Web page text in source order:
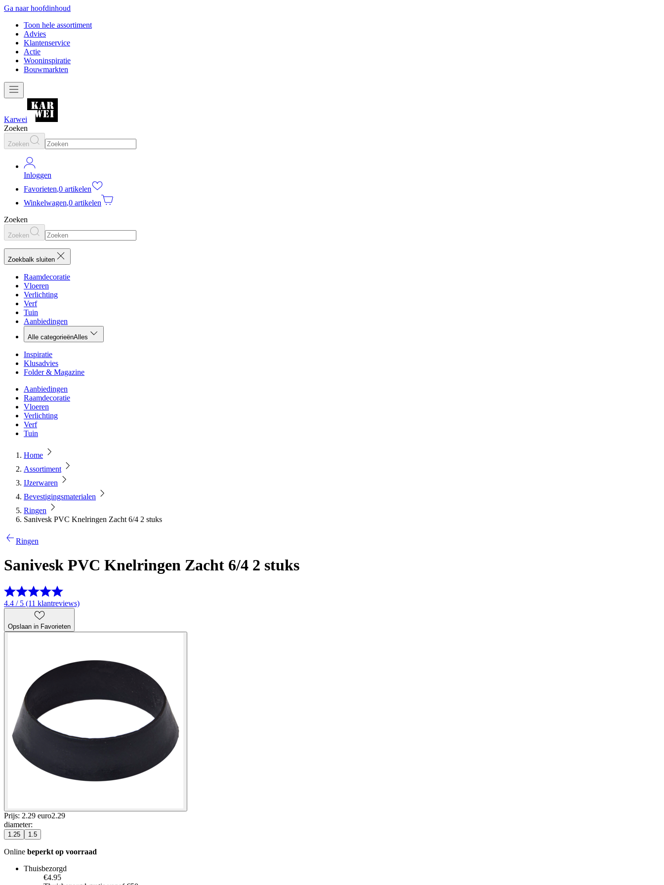
Ga naar hoofdinhoud
Toon hele assortiment
Advies
Klantenservice
Actie
Wooninspiratie
Bouwmarkten
Karwei
Zoeken
Zoeken
Inloggen
Favorieten,0 artikelen
Winkelwagen,0 artikelen
Zoeken
Zoeken
Zoekbalk sluiten
Raamdecoratie
Vloeren
Verlichting
Verf
Tuin
Aanbiedingen
Alle categorieënAlles
Inspiratie
Klusadvies
Folder & Magazine
Aanbiedingen
Raamdecoratie
Vloeren
Verlichting
Verf
Tuin
Home
Assortiment
IJzerwaren
Bevestigingsmaterialen
Ringen
Sanivesk PVC Knelringen Zacht 6/4 2 stuks
Ringen
Sanivesk PVC Knelringen Zacht 6/4 2 stuks
4.4 / 5 (11 klantreviews)
Opslaan in Favorieten
Prijs: 2.29 euro2.29
diameter:
1.25 1.5
Online beperkt op voorraad
Thuisbezorgd
€4.95